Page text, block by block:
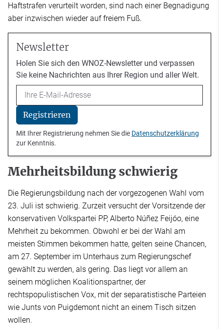
Haftstrafen verurteilt worden, sind nach einer Begnadigung
aber inzwischen wieder auf freiem Fuß.
Newsletter
Holen Sie sich den WNOZ-Newsletter und verpassen
Sie keine Nachrichten aus Ihrer Region und aller Welt.
Email
Registrieren
Mit Ihrer Registrierung nehmen Sie die Datenschutzerklärung
zur Kenntnis.
Mehrheitsbildung schwierig
Die Regierungsbildung nach der vorgezogenen Wahl vom
23. Juli ist schwierig. Zurzeit versucht der Vorsitzende der
konservativen Volkspartei PP, Alberto Núñez Feijóo, eine
Mehrheit zu bekommen. Obwohl er bei der Wahl am
meisten Stimmen bekommen hatte, gelten seine Chancen,
am 27. September im Unterhaus zum Regierungschef
gewählt zu werden, als gering. Das liegt vor allem an
seinem möglichen Koalitionspartner, der
rechtspopulistischen Vox, mit der separatistische Parteien
wie Junts von Puigdemont nicht an einem Tisch sitzen
wollen.